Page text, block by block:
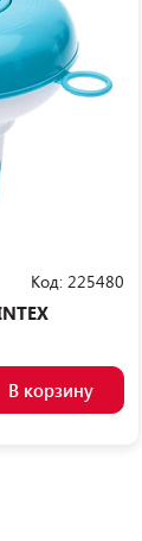
Код: 225480
В корзину